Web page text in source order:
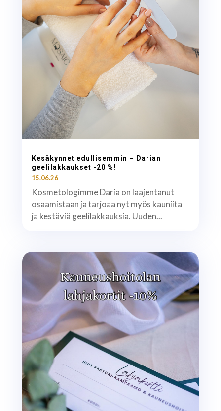
Kesäkynnet edullisemmin – Darian
geelilakkaukset -20 %!
15.06.26
Kosmetologimme Daria on laajentanut
osaamistaan ja tarjoaa nyt myös kauniita
ja kestäviä geelilakkauksia. Uuden...